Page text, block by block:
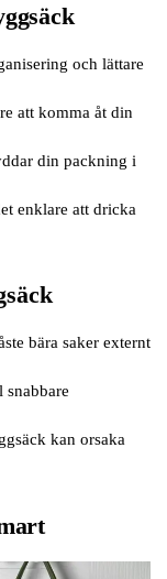
och lättare
att komma åt din
din packning i
enklare att dricka
bära saker externt
kan orsaka